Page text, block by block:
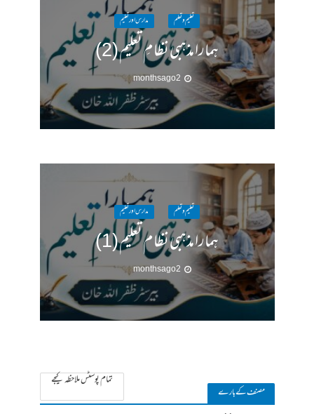
تعلیم و تعلم مدارس اور تعلیم
ہمارا مذہبی نظامِ تعلیم (2)
2 months ago
تعلیم و تعلم مدارس اور تعلیم
ہمارا مذہبی نظام تعلیم (1)
2 months ago
مصنف کے بارے
تمام پوسٹس ملاحظہ کیجے